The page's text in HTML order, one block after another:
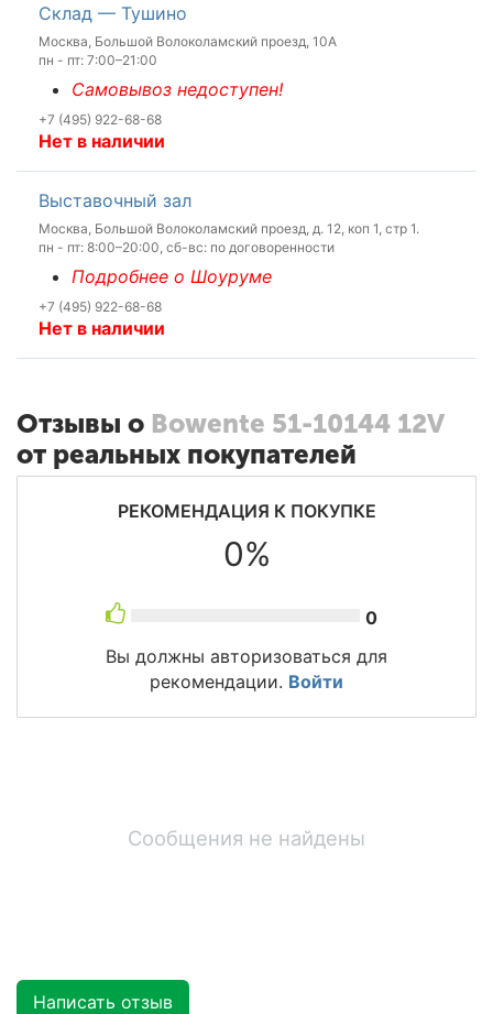
Склад — Тушино
Москва, Большой Волоколамский проезд, 10А
пн - пт: 7:00–21:00
Самовывоз недоступен!
+7 (495) 922-68-68
Нет в наличии
Выставочный зал
Москва, Большой Волоколамский проезд, д. 12, коп 1, стр 1.
пн - пт: 8:00–20:00, сб-вс: по договоренности
Подробнее о Шоуруме
+7 (495) 922-68-68
Нет в наличии
Отзывы о Bowente 51-10144 12V
от реальных покупателей
РЕКОМЕНДАЦИЯ К ПОКУПКЕ
0%
0
Вы должны авторизоваться для
рекомендации. Войти
Сообщения не найдены
Написать отзыв